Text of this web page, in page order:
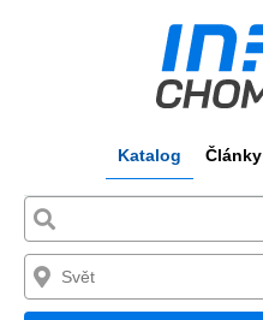
Katalog Články